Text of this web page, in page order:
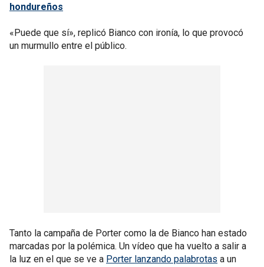
hondureños
«Puede que sí», replicó Bianco con ironía, lo que provocó
un murmullo entre el público.
Tanto la campaña de Porter como la de Bianco han estado
marcadas por la polémica. Un vídeo que ha vuelto a salir a
la luz en el que se ve a Porter lanzando palabrotas a un